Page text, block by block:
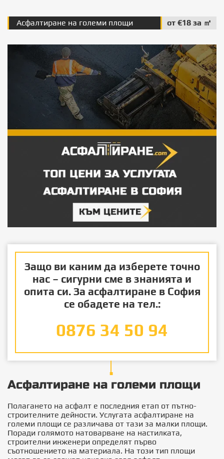
Асфалтиране на големи площи от €18 за ㎡
Защо ви каним да изберете точно
нас – сигурни сме в знанията и
опита си. За асфалтиране в София
се обадете на тел.:
0876 34 50 94
■
Асфалтиране на големи площи
Полагането на асфалт е последния етап от пътно-
строителните дейности. Услугата асфалтиране на
големи площи се различава от тази за малки площи.
Поради голямото натоварване на настилката,
строителни инженери определят първо
съотношението на материала. На този тип площи